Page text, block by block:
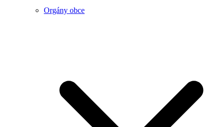
Orgány obce